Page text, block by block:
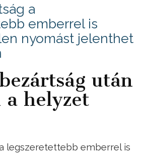
a
emberrel is
nyomást jelenthet
után
a helyzet
legszeretettebb emberrel is